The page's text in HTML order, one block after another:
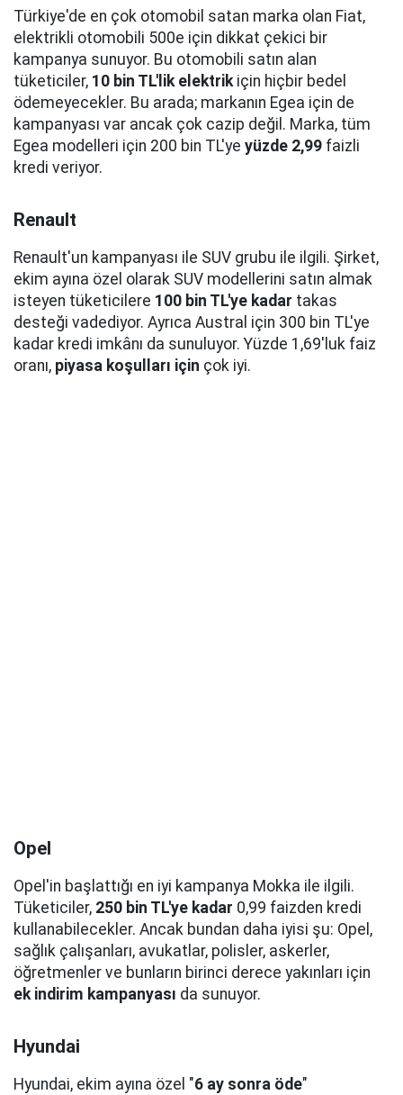
Türkiye'de en çok otomobil satan marka olan Fiat,
elektrikli otomobili 500e için dikkat çekici bir
kampanya sunuyor. Bu otomobili satın alan
tüketiciler, 10 bin TL'lik elektrikiçin hiçbir bedel
ödemeyecekler. Bu arada; markanın Egea için de
kampanyası var ancak çok cazip değil. Marka, tüm
Egea modelleri için 200 bin TL'ye yüzde 2,99 faizli
kredi veriyor.
Renault
Renault'un kampanyası ile SUV grubu ile ilgili. Şirket,
ekim ayına özel olarak SUV modellerini satın almak
isteyen tüketicilere 100 bin TL'ye kadar takas
desteği vadediyor. Ayrıca Austral için 300 bin TL'ye
kadar kredi imkânı da sunuluyor. Yüzde 1,69'luk faiz
oranı, piyasa koşulları için çok iyi.
Opel
Opel'in başlattığı en iyi kampanya Mokka ile ilgili.
Tüketiciler, 250 bin TL'ye kadar 0,99 faizden kredi
kullanabilecekler. Ancak bundan daha iyisi şu: Opel,
sağlık çalışanları, avukatlar, polisler, askerler,
öğretmenler ve bunların birinci derece yakınları için
ek indirim kampanyası da sunuyor.
Hyundai
Hyundai, ekim ayına özel "6 ay sonra öde"